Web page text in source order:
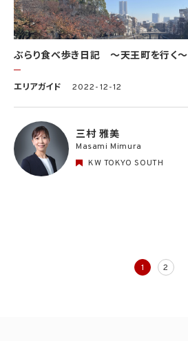
ぶらり食べ歩き日記 〜天王町を行く〜
エリアガイド 2022-12-12
三村 雅美
Masami Mimura
KW TOKYO SOUTH
1 2